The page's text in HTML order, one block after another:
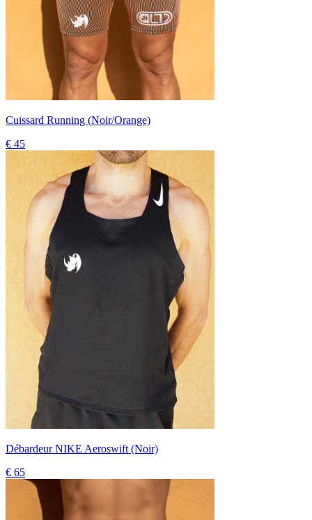
Cuissard Running (Noir/Orange)
€ 45
Débardeur NIKE Aeroswift (Noir)
€ 65